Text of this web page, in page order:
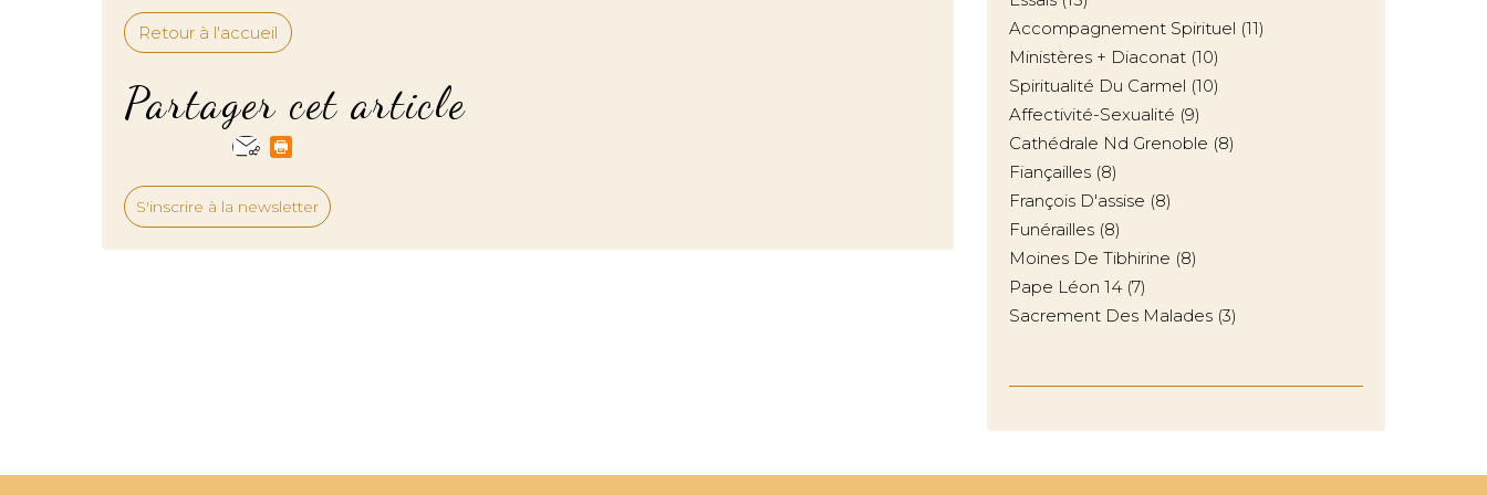
Retour à l'accueil
Partager cet article
S'inscrire à la newsletter
Accompagnement Spirituel (11)
Ministères + Diaconat (10)
Spiritualité Du Carmel (10)
Affectivité-Sexualité (9)
Cathédrale Nd Grenoble (8)
Fiançailles (8)
François D'assise (8)
Funérailles (8)
Moines De Tibhirine (8)
Pape Léon 14 (7)
Sacrement Des Malades (3)